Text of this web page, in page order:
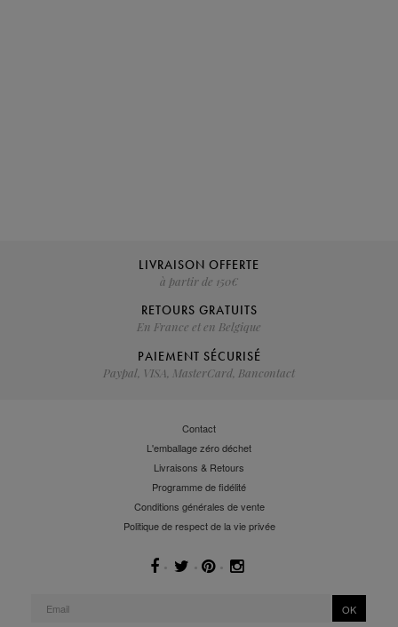
LIVRAISON OFFERTE
à partir de 150€
RETOURS GRATUITS
En France et en Belgique
PAIEMENT SÉCURISÉ
Paypal, VISA, MasterCard, Bancontact
Contact
L'emballage zéro déchet
Livraisons & Retours
Programme de fidélité
Conditions générales de vente
Politique de respect de la vie privée
OK